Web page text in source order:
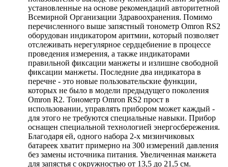
установленные на основе рекомендаций авторитетной
Всемирной Организации Здравоохранения. Помимо
перечисленного выше запястный тонометр Omron RS2
оборудован индикатором аритмии, который позволяет
отслеживать нерегулярное сердцебиение в процессе
проведения измерения, а также индикаторами
правильной фиксации манжеты и излишне свободной
фиксации манжеты. Последние два индикатора в
перечне - это новые пользовательские функции,
которых не было в модели предыдущего поколения
Omron R2. Тонометр Omron RS2 прост в
использовании, управлять прибором может каждый -
для этого не требуются специальные навыки. Прибор
оснащен специальной технологией энергосбережения.
Благодаря ей, одного набора 2-х мизинчиковых
батареек хватит примерно на 300 измерений давления
без замены источника питания. Увеличенная манжета
для запястья с окружностью от 13,5 до 21,5 см.